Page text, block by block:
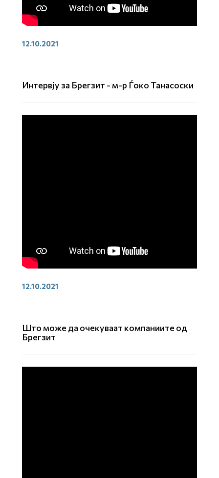
12.10.2021
Интервју за Брегзит - м-р Ѓоко Танасоски
12.10.2021
Што може да очекуваат компаниите од
Брегзит